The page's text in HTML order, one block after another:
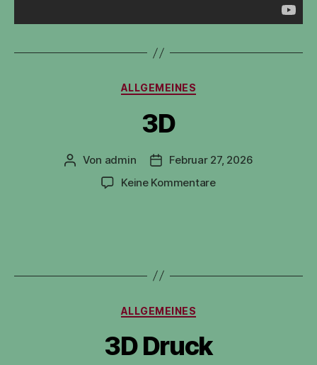
Kategorien
ALLGEMEINES
3D
Beitragsautor
Von admin Veröffentlichungsdatum
Februar 27, 2026
Keine Kommentarezu
Kategorien
ALLGEMEINES
3D Druck